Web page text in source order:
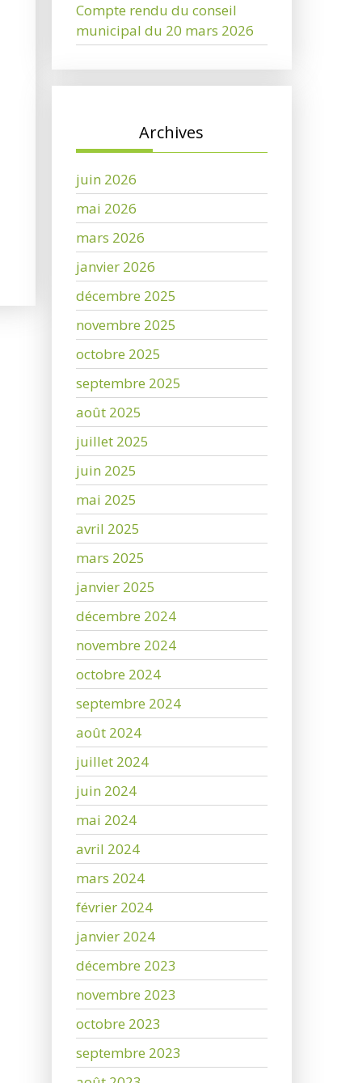
Compte rendu du conseil
municipal du 20 mars 2026
Archives
juin 2026
mai 2026
mars 2026
janvier 2026
décembre 2025
novembre 2025
octobre 2025
septembre 2025
août 2025
juillet 2025
juin 2025
mai 2025
avril 2025
mars 2025
janvier 2025
décembre 2024
novembre 2024
octobre 2024
septembre 2024
août 2024
juillet 2024
juin 2024
mai 2024
avril 2024
mars 2024
février 2024
janvier 2024
décembre 2023
novembre 2023
octobre 2023
septembre 2023